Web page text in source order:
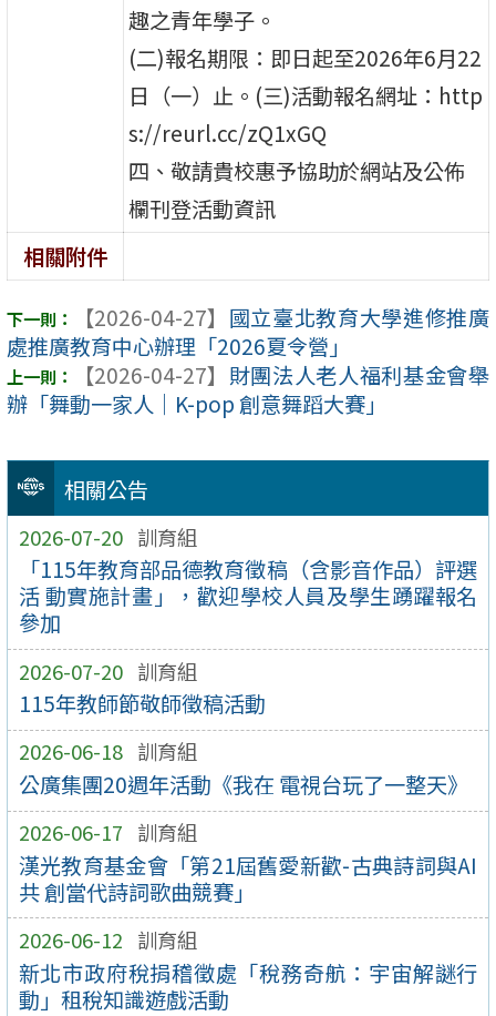
相關公告
2026-07-20 訓育組
「115年教育部品德教育徵稿（含影音作品）評選
活 動實施計畫」，歡迎學校人員及學生踴躍報名
參加
2026-07-20 訓育組
115年教師節敬師徵稿活動
2026-06-18 訓育組
公廣集團20週年活動《我在 電視台玩了一整天》
2026-06-17 訓育組
漢光教育基金會「第21屆舊愛新歡-古典詩詞與AI
共 創當代詩詞歌曲競賽」
2026-06-12 訓育組
新北市政府稅捐稽徵處「稅務奇航：宇宙解謎行
動」租稅知識遊戲活動
趣之青年學子。
(二)報名期限：即日起至2026年6月22
日（一）止。(三)活動報名網址：http
s://reurl.cc/zQ1xGQ
四、敬請貴校惠予協助於網站及公佈
欄刊登活動資訊
相關附件
【2026-04-27】 國立臺北教育大學進修推廣
處推廣教育中心辦理「2026夏令營」
【2026-04-27】 財團法人老人福利基金會舉
辦「舞動一家人｜K-pop 創意舞蹈大賽」